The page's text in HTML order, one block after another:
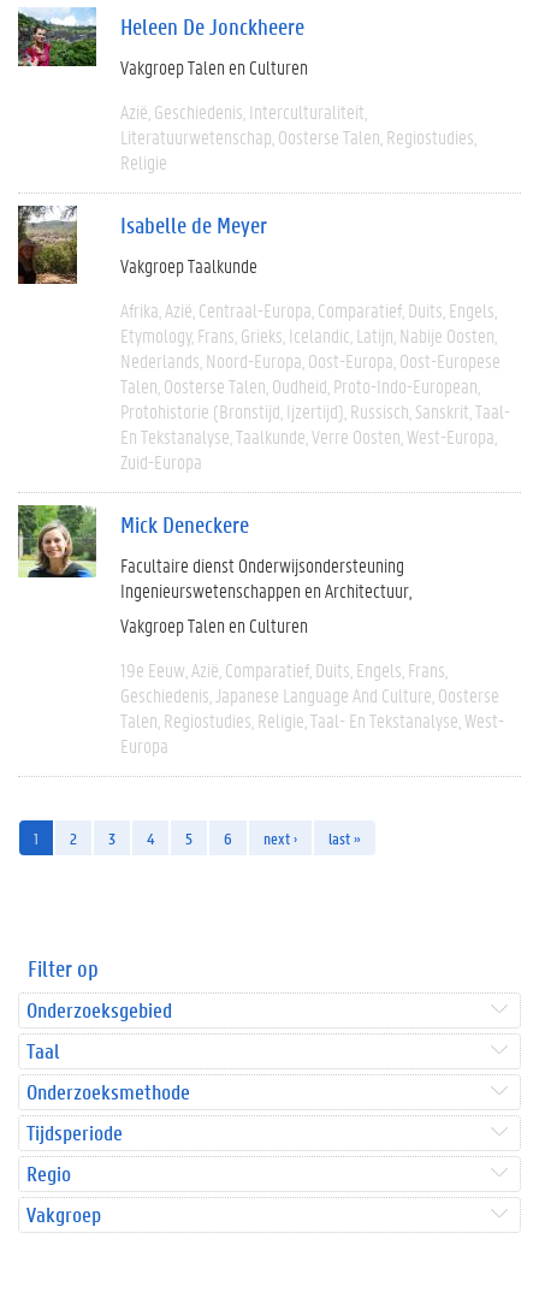
Heleen De Jonckheere
Vakgroep Talen en Culturen
Azië Geschiedenis Interculturaliteit
Literatuurwetenschap Oosterse Talen Regiostudies
Religie
Isabelle de Meyer
Vakgroep Taalkunde
Afrika Azië Centraal-Europa Comparatief Duits Engels
Etymology Frans Grieks Icelandic Latijn Nabije Oosten
Nederlands Noord-Europa Oost-Europa Oost-Europese
Talen Oosterse Talen Oudheid Proto-Indo-European
Protohistorie (bronstijd, Ijzertijd) Russisch Sanskrit Taal-
En Tekstanalyse Taalkunde Verre Oosten West-Europa
Zuid-Europa
Mick Deneckere
Facultaire dienst Onderwijsondersteuning
Ingenieurswetenschappen en Architectuur
Vakgroep Talen en Culturen
19e Eeuw Azië Comparatief Duits Engels Frans
Geschiedenis Japanese Language And Culture Oosterse
Talen Regiostudies Religie Taal- En Tekstanalyse West-
Europa
1 2 3 4 5 6 next › last »
Filter op
Onderzoeksgebied
Taal
Onderzoeksmethode
Tijdsperiode
Regio
Vakgroep